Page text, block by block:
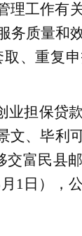
理工作有
务质量和
、重复
业担保贷
文、毕利
交富民县
月 1 日），